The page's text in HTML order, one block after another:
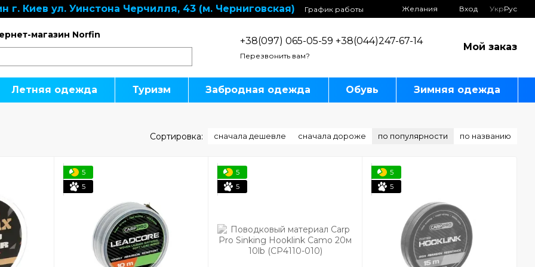
г. Киев ул. Уинстона Черчилля, 43 (м. Черниговская)
График работы
Желания Вход УкрРус
магазин Norfin
+38(097) 065-05-59 +38(044)247-67-14
Перезвонить вам?
Мой заказ
Летняя одежда Туризм Забродная одежда Обувь Зимняя одежда
Сортировка: сначала дешевле сначала дороже по популярности по названию
5
5
5
5
5
5